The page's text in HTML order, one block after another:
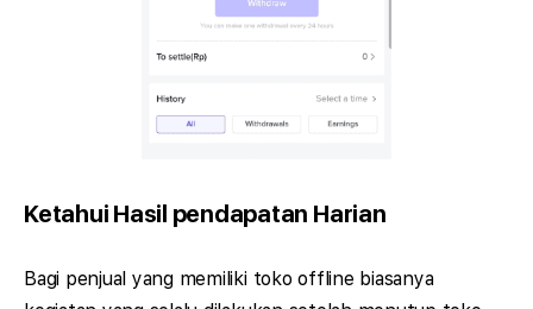
Ketahui Hasil pendapatan Harian
Bagi penjual yang memiliki toko offline biasanya